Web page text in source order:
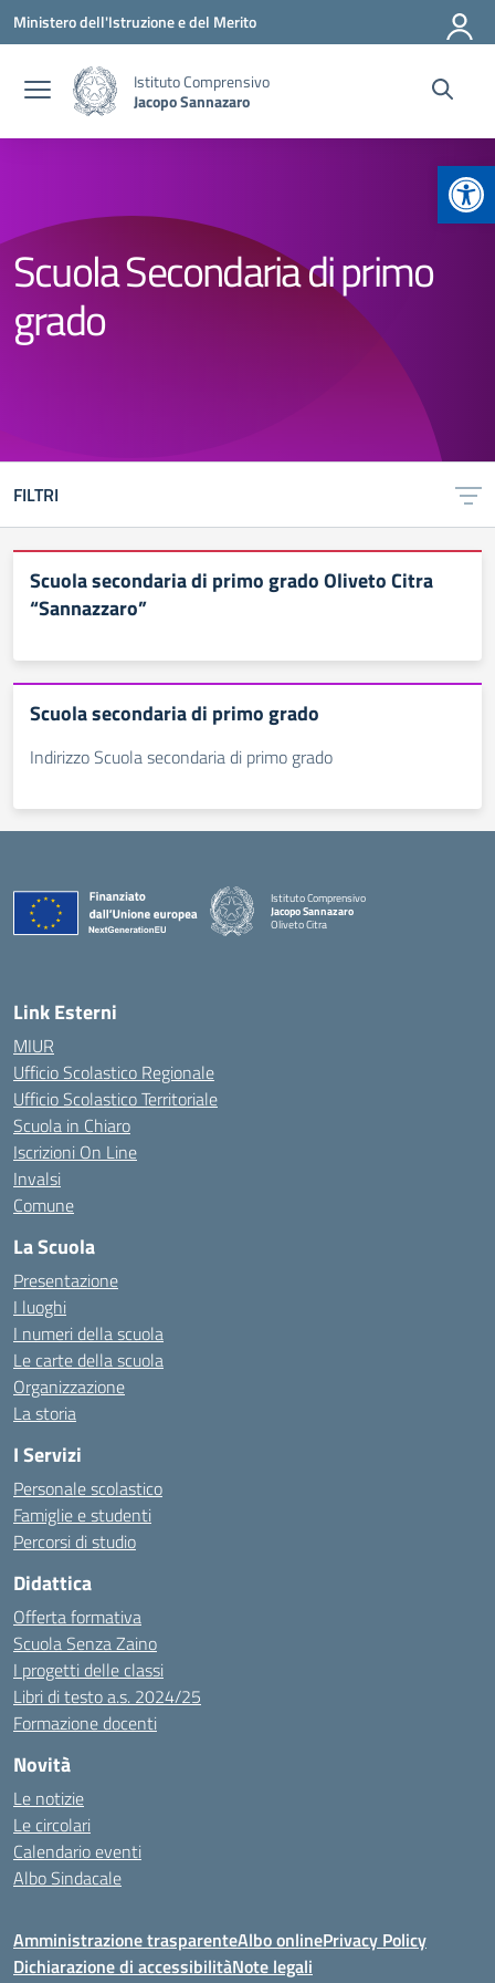
Vai ai contenuti
Vai al menu di navigazione
Vai al footer
Ministero dell'Istruzione e del Merito
Istituto Comprensivo
Jacopo Sannazaro
Scuola Secondaria di primo
grado
FILTRI
Scuola secondaria di primo grado Oliveto Citra
“Sannazzaro”
Scuola secondaria di primo grado
Indirizzo Scuola secondaria di primo grado
Istituto Comprensivo
Jacopo Sannazaro
Oliveto Citra
Link Esterni
MIUR
Ufficio Scolastico Regionale
Ufficio Scolastico Territoriale
Scuola in Chiaro
Iscrizioni On Line
Invalsi
Comune
La Scuola
Presentazione
I luoghi
I numeri della scuola
Le carte della scuola
Organizzazione
La storia
I Servizi
Personale scolastico
Famiglie e studenti
Percorsi di studio
Didattica
Offerta formativa
Scuola Senza Zaino
I progetti delle classi
Libri di testo a.s. 2024/25
Formazione docenti
Novità
Le notizie
Le circolari
Calendario eventi
Albo Sindacale
Amministrazione trasparenteAlbo onlinePrivacy Policy
Dichiarazione di accessibilitàNote legali